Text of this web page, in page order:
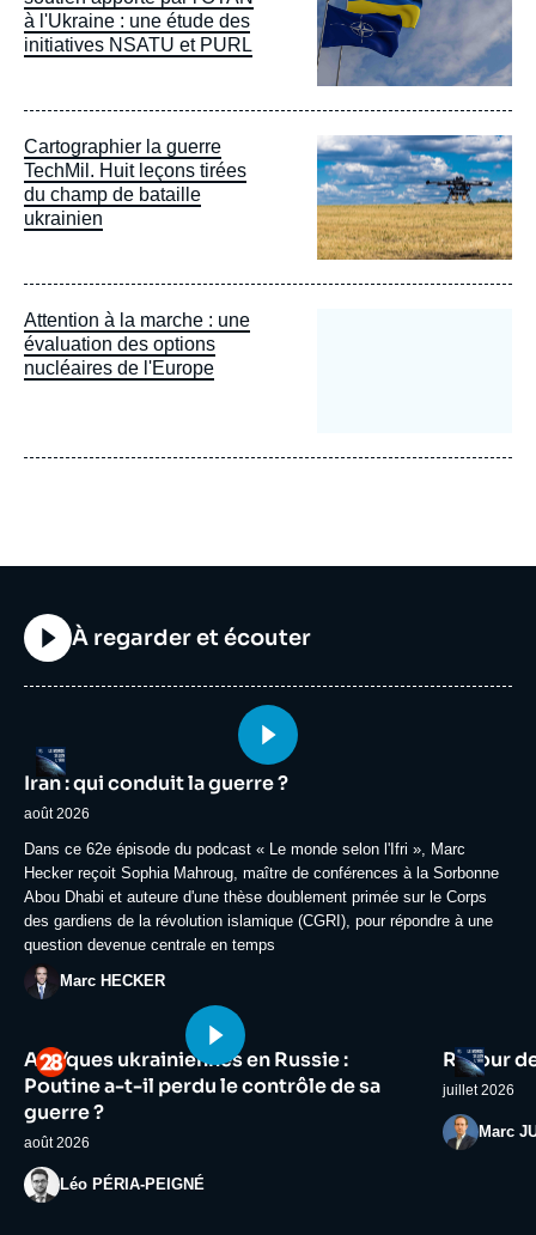
à l'Ukraine : une étude des
initiatives NSATU et PURL
Cartographier la guerre
TechMil. Huit leçons tirées
du champ de bataille
ukrainien
Image
principale
Attention à la marche : une
évaluation des options
nucléaires de l'Europe
Titre
À regarder et écouter
Logo
Image
principale
médiatique
Iran : qui conduit la guerre ?
août 2026
Accroche
Dans ce 62e épisode du podcast « Le monde selon l'Ifri », Marc
Hecker reçoit Sophia Mahroug, maître de conférences à la Sorbonne
Abou Dhabi et auteure d'une thèse doublement primée sur le Corps
des gardiens de la révolution islamique (CGRI), pour répondre à une
question devenue centrale en temps
PhotoMarc HECKER
Logo
Image
principale
médiatique
Attaques ukrainiennes en Russie :
Poutine a-t-il perdu le contrôle de sa
guerre ?
août 2026
PhotoLéo PÉRIA-PEIGNÉ
Logo
Image
principale
Retour
juillet 2026
PhotoMarc